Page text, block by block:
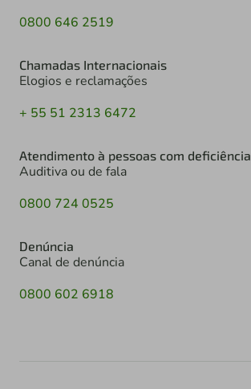
0800 646 2519
Chamadas Internacionais
Elogios e reclamações
+ 55 51 2313 6472
Atendimento à pessoas com deficiência
Auditiva ou de fala
0800 724 0525
Denúncia
Canal de denúncia
0800 602 6918